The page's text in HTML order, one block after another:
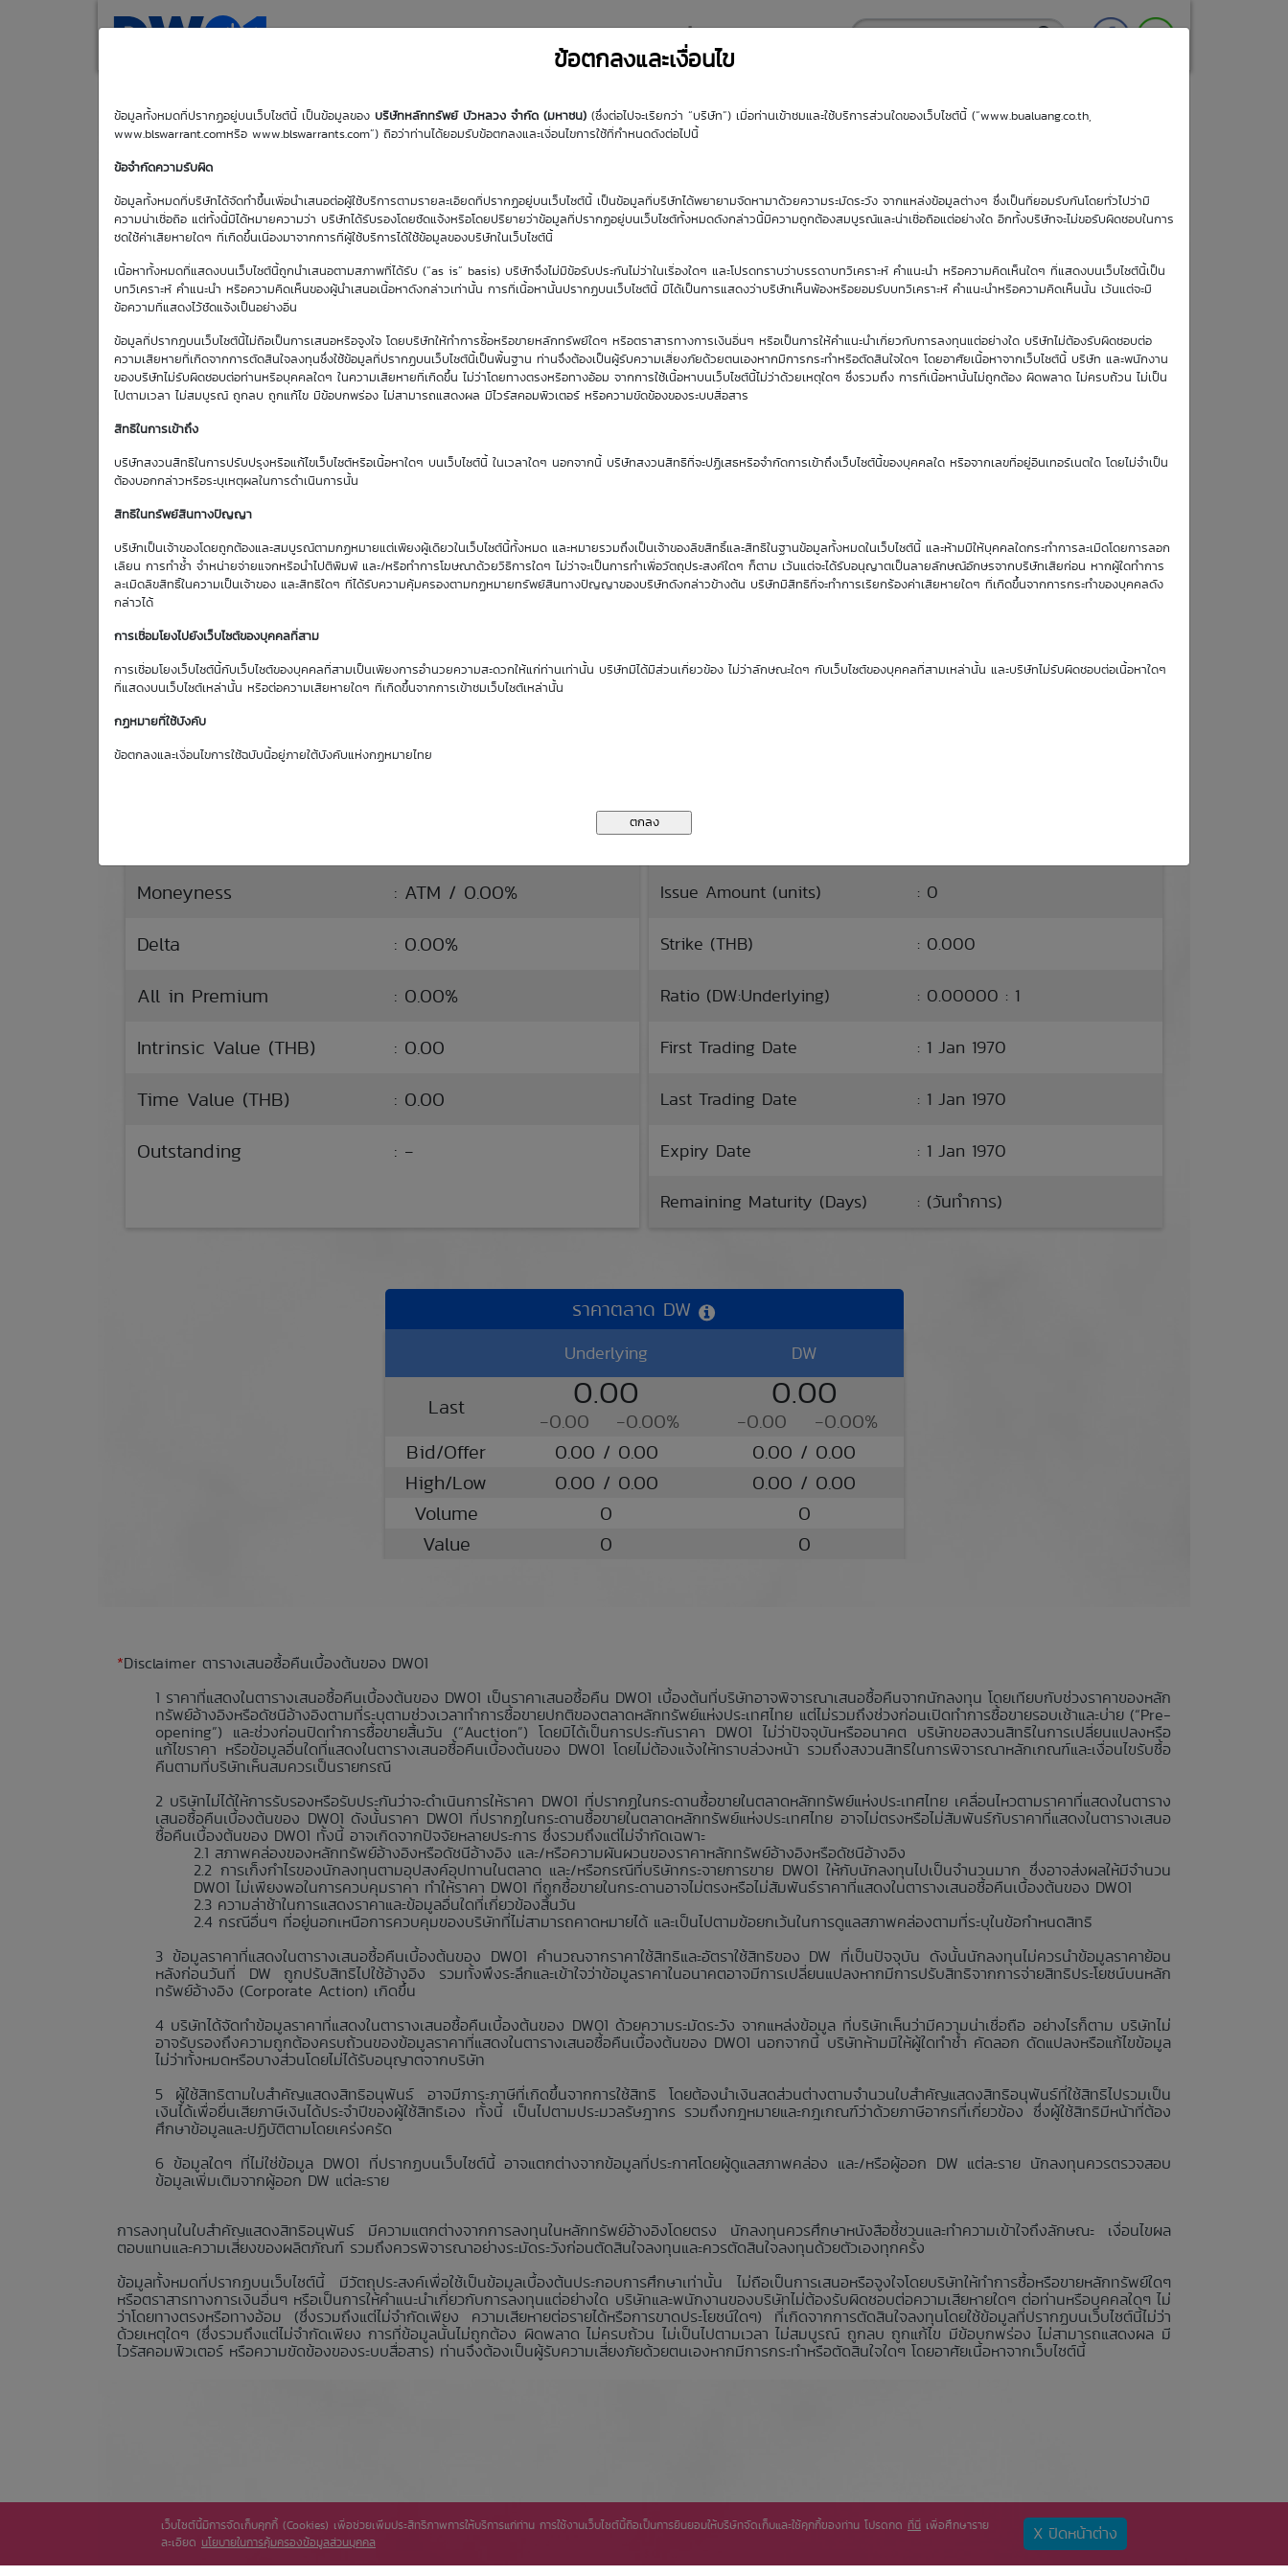
ข้อตกลงและเงื่อนไข
ข้อมูลทั้งหมดที่ปรากฏอยู่บนเว็บไซต์นี้ เป็นข้อมูลของ บริษัทหลักทรัพย์ บัวหลวง จำกัด (มหาชน) (ซึ่งต่อไปจะเรียกว่า “บริษัท”) เมื่อท่านเข้าชมและใช้บริการส่วนใดของเว็บไซต์นี้ (“www.bualuang.co.th,
www.blswarrant.comหรือ www.blswarrants.com”) ถือว่าท่านได้ยอมรับข้อตกลงและเงื่อนไขการใช้ที่กำหนดดังต่อไปนี้
ข้อจำกัดความรับผิด
ข้อมูลทั้งหมดที่บริษัทได้จัดทำขึ้นเพื่อนำเสนอต่อผู้ใช้บริการตามรายละเอียดที่ปรากฏอยู่บนเว็บไซต์นี้ เป็นข้อมูลที่บริษัทได้พยายามจัดหามาด้วยความระมัดระวัง จากแหล่งข้อมูลต่างๆ ซึ่งเป็นที่ยอมรับกันโดยทั่วไปว่ามี
ความน่าเชื่อถือ แต่ทั้งนี้มิได้หมายความว่า บริษัทได้รับรองโดยชัดแจ้งหรือโดยปริยายว่าข้อมูลที่ปรากฏอยู่บนเว็บไซต์ทั้งหมดดังกล่าวนี้มีความถูกต้องสมบูรณ์และน่าเชื่อถือแต่อย่างใด อีกทั้งบริษัทจะไม่ขอรับผิดชอบในการ
ชดใช้ค่าเสียหายใดๆ ที่เกิดขึ้นเนื่องมาจากการที่ผู้ใช้บริการได้ใช้ข้อมูลของบริษัทในเว็บไซต์นี้
เนื้อหาทั้งหมดที่แสดงบนเว็บไซต์นี้ถูกนำเสนอตามสภาพที่ได้รับ (“as is” basis) บริษัทจึงไม่มีข้อรับประกันไม่ว่าในเรื่องใดๆ และโปรดทราบว่าบรรดาบทวิเคราะห์ คำแนะนำ หรือความคิดเห็นใดๆ ที่แสดงบนเว็บไซต์นี้เป็น
บทวิเคราะห์ คำแนะนำ หรือความคิดเห็นของผู้นำเสนอเนื้อหาดังกล่าวเท่านั้น การที่เนื้อหานั้นปรากฏบนเว็บไซต์นี้ มิได้เป็นการแสดงว่าบริษัทเห็นพ้องหรือยอมรับบทวิเคราะห์ คำแนะนำหรือความคิดเห็นนั้น เว้นแต่จะมี
ข้อความที่แสดงไว้ชัดแจ้งเป็นอย่างอื่น
ข้อมูลที่ปรากฎบนเว็บไซต์นี้ไม่ถือเป็นการเสนอหรือจูงใจ โดยบริษัทให้ทำการซื้อหรือขายหลักทรัพย์ใดๆ หรือตราสารทางการเงินอื่นๆ หรือเป็นการให้คำแนะนำเกี่ยวกับการลงทุนแต่อย่างใด บริษัทไม่ต้องรับผิดชอบต่อ
ความเสียหายที่เกิดจากการตัดสินใจลงทุนซึ่งใช้ข้อมูลที่ปรากฏบนเว็บไซต์นี้เป็นพื้นฐาน ท่านจึงต้องเป็นผู้รับความเสี่ยงภัยด้วยตนเองหากมีการกระทำหรือตัดสินใจใดๆ โดยอาศัยเนื้อหาจากเว็บไซต์นี้ บริษัท และพนักงาน
ของบริษัทไม่รับผิดชอบต่อท่านหรือบุคคลใดๆ ในความเสียหายที่เกิดขึ้น ไม่ว่าโดยทางตรงหรือทางอ้อม จากการใช้เนื้อหาบนเว็บไซต์นี้ไม่ว่าด้วยเหตุใดๆ ซึ่งรวมถึง การที่เนื้อหานั้นไม่ถูกต้อง ผิดพลาด ไม่ครบถ้วน ไม่เป็น
ไปตามเวลา ไม่สมบูรณ์ ถูกลบ ถูกแก้ไข มีข้อบกพร่อง ไม่สามารถแสดงผล มีไวรัสคอมพิวเตอร์ หรือความขัดข้องของระบบสื่อสาร
สิทธิในการเข้าถึง
บริษัทสงวนสิทธิในการปรับปรุงหรือแก้ไขเว็บไซต์หรือเนื้อหาใดๆ บนเว็บไซต์นี้ ในเวลาใดๆ นอกจากนี้ บริษัทสงวนสิทธิที่จะปฏิเสธหรือจำกัดการเข้าถึงเว็บไซต์นี้ของบุคคลใด หรือจากเลขที่อยู่อินเทอร์เนตใด โดยไม่จำเป็น
ต้องบอกกล่าวหรือระบุเหตุผลในการดำเนินการนั้น
สิทธิในทรัพย์สินทางปัญญา
บริษัทเป็นเจ้าของโดยถูกต้องและสมบูรณ์ตามกฏหมายแต่เพียงผู้เดียวในเว็บไซต์นี้ทั้งหมด และหมายรวมถึงเป็นเจ้าของลิขสิทธิ์และสิทธิในฐานข้อมูลทั้งหมดในเว็บไซต์นี้ และห้ามมิให้บุคคลใดกระทำการละเมิดโดยการลอก
เลียน การทำซ้ำ จำหน่ายจ่ายแจกหรือนำไปตีพิมพ์ และ/หรือทำการโฆษณาด้วยวิธีการใดๆ ไม่ว่าจะเป็นการทำเพื่อวัตถุประสงค์ใดๆ ก็ตาม เว้นแต่จะได้รับอนุญาตเป็นลายลักษณ์อักษรจากบริษัทเสียก่อน หากผู้ใดทำการ
ละเมิดลิขสิทธิ์ในความเป็นเจ้าของ และสิทธิใดๆ ที่ได้รับความคุ้มครองตามกฏหมายทรัพย์สินทางปัญญาของบริษัทดังกล่าวข้างต้น บริษัทมีสิทธิที่จะทำการเรียกร้องค่าเสียหายใดๆ ที่เกิดขึ้นจากการกระทำของบุคคลดัง
กล่าวได้
การเชื่อมโยงไปยังเว็บไซต์ของบุคคลที่สาม
การเชื่อมโยงเว็บไซต์นี้กับเว็บไซต์ของบุคคลที่สามเป็นเพียงการอำนวยความสะดวกให้แก่ท่านเท่านั้น บริษัทมิได้มีส่วนเกี่ยวข้อง ไม่ว่าลักษณะใดๆ กับเว็บไซต์ของบุคคลที่สามเหล่านั้น และบริษัทไม่รับผิดชอบต่อเนื้อหาใดๆ
ที่แสดงบนเว็บไซต์เหล่านั้น หรือต่อความเสียหายใดๆ ที่เกิดขึ้นจากการเข้าชมเว็บไซต์เหล่านั้น
กฏหมายที่ใช้บังคับ
ข้อตกลงและเงื่อนไขการใช้ฉบับนี้อยู่ภายใต้บังคับแห่งกฏหมายไทย
Home(current)
Search My DW Highlight DW มุมความรู้ DW Search
BA01C2601A
แรก
1 ม.ค. 2513
วันซื้อขายปัจจุบัน
7 ส.ค. 2569
สุดท้าย
1 ม.ค. 2513
0.00 0.00 %
DW Indicators
Effective Gearing
Sensitivity
: 0.00
Time Decay (%)
Moneyness
: ATM / 0.00%
Delta
: 0.00%
All in Premium
: 0.00%
Intrinsic Value (THB)
: 0.00
Time Value (THB)
: 0.00
Outstanding
: -
ข้อมูล DW
Exercise Type
Issue Amount (units) : 0
Strike (THB) : 0.000
Ratio (DW:Underlying) : 0.00000 : 1
First Trading Date : 1 Jan 1970
Last Trading Date : 1 Jan 1970
Expiry Date : 1 Jan 1970
Remaining Maturity (Days) : (วันทำการ)
ราคาตลาด DW
Underlying DW
Last 0.00
-0.00 -0.00%
0.00
-0.00
-0.00%
Bid/Offer
0.00 / 0.00
0.00 / 0.00
High/Low
0.00 / 0.00
0.00 / 0.00
Volume
0
0
Value
0 0
*Disclaimer ตารางเสนอซื้อคืนเบื้องต้นของ DW01
ราคาที่แสดงในตารางเสนอซื้อคืนเบื้องต้นของ DW01 เป็นราคาเสนอซื้อคืน DW01 เบื้องต้นที่บริษัทอาจพิจารณาเสนอซื้อคืนจากนักลงทุน โดยเทียบกับช่วงราคาของหลัก
ทรัพย์อ้างอิงหรือดัชนีอ้างอิงตามที่ระบุตามช่วงเวลาทำการซื้อขายปกติของตลาดหลักทรัพย์แห่งประเทศไทย แต่ไม่รวมถึงช่วงก่อนเปิดทำการซื้อขายรอบเช้าและบ่าย (“Pre-
opening”) และช่วงก่อนปิดทำการซื้อขายสิ้นวัน (“Auction”) โดยมิได้เป็นการประกันราคา DW01 ไม่ว่าปัจจุบันหรืออนาคต บริษัทขอสงวนสิทธิในการเปลี่ยนแปลงหรือ
แก้ไขราคา หรือข้อมูลอื่นใดที่แสดงในตารางเสนอซื้อคืนเบื้องต้นของ DW01 โดยไม่ต้องแจ้งให้ทราบล่วงหน้า รวมถึงสงวนสิทธิในการพิจารณาหลักเกณฑ์และเงื่อนไขรับซื้อ
คืนตามที่บริษัทเห็นสมควรเป็นรายกรณี
บริษัทไม่ได้ให้การรับรองหรือรับประกันว่าจะดำเนินการให้ราคา DW01 ที่ปรากฏในกระดานซื้อขายในตลาดหลักทรัพย์แห่งประเทศไทย เคลื่อนไหวตามราคาที่แสดงในตาราง
เสนอซื้อคืนเบื้องต้นของ DW01 ดังนั้นราคา DW01 ที่ปรากฏในกระดานซื้อขายในตลาดหลักทรัพย์แห่งประเทศไทย อาจไม่ตรงหรือไม่สัมพันธ์กับราคาที่แสดงในตารางเสนอ
ซื้อคืนเบื้องต้นของ DW01 ทั้งนี้ อาจเกิดจากปัจจัยหลายประการ ซึ่งรวมถึงแต่ไม่จำกัดเฉพาะ
สภาพคล่องของหลักทรัพย์อ้างอิงหรือดัชนีอ้างอิง และ/หรือความผันผวนของราคาหลักทรัพย์อ้างอิงหรือดัชนีอ้างอิง
การเก็งกำไรของนักลงทุนตามอุปสงค์อุปทานในตลาด และ/หรือกรณีที่บริษัทกระจายการขาย DW01 ให้กับนักลงทุนไปเป็นจำนวนมาก ซึ่งอาจส่งผลให้มีจำนวน
DW01 ไม่เพียงพอในการควบคุมราคา ทำให้ราคา DW01 ที่ถูกซื้อขายในกระดานอาจไม่ตรงหรือไม่สัมพันธ์ราคาที่แสดงในตารางเสนอซื้อคืนเบื้องต้นของ DW01
ความล่าช้าในการแสดงราคาและข้อมูลอื่นใดที่เกี่ยวข้องสิ้นวัน
กรณีอื่นๆ ที่อยู่นอกเหนือการควบคุมของบริษัทที่ไม่สามารถคาดหมายได้ และเป็นไปตามข้อยกเว้นในการดูแลสภาพคล่องตามที่ระบุในข้อกำหนดสิทธิ
ข้อมูลราคาที่แสดงในตารางเสนอซื้อคืนเบื้องต้นของ DW01 คำนวณจากราคาใช้สิทธิและอัตราใช้สิทธิของ DW ที่เป็นปัจจุบัน ดังนั้นนักลงทุนไม่ควรนำข้อมูลราคาย้อน
หลังก่อนวันที่ DW ถูกปรับสิทธิไปใช้อ้างอิง รวมทั้งพึงระลึกและเข้าใจว่าข้อมูลราคาในอนาคตอาจมีการเปลี่ยนแปลงหากมีการปรับสิทธิจากการจ่ายสิทธิประโยชน์บนหลัก
ทรัพย์อ้างอิง (Corporate Action) เกิดขึ้น
บริษัทได้จัดทำข้อมูลราคาที่แสดงในตารางเสนอซื้อคืนเบื้องต้นของ DW01 ด้วยความระมัดระวัง จากแหล่งข้อมูล ที่บริษัทเห็นว่ามีความน่าเชื่อถือ อย่างไรก็ตาม บริษัทไม่
อาจรับรองถึงความถูกต้องครบถ้วนของข้อมูลราคาที่แสดงในตารางเสนอซื้อคืนเบื้องต้นของ DW01 นอกจากนี้ บริษัทห้ามมิให้ผู้ใดทำซ้ำ คัดลอก ดัดแปลงหรือแก้ไขข้อมูล
ไม่ว่าทั้งหมดหรือบางส่วนโดยไม่ได้รับอนุญาตจากบริษัท
ผู้ใช้สิทธิตามใบสำคัญแสดงสิทธิอนุพันธ์ อาจมีภาระภาษีที่เกิดขึ้นจากการใช้สิทธิ โดยต้องนำเงินสดส่วนต่างตามจำนวนใบสำคัญแสดงสิทธิอนุพันธ์ที่ใช้สิทธิไปรวมเป็น
เงินได้เพื่อยื่นเสียภาษีเงินได้ประจำปีของผู้ใช้สิทธิเอง ทั้งนี้ เป็นไปตามประมวลรัษฎากร รวมถึงกฎหมายและกฎเกณฑ์ว่าด้วยภาษีอากรที่เกี่ยวข้อง ซึ่งผู้ใช้สิทธิมีหน้าที่ต้อง
ศึกษาข้อมูลและปฏิบัติตามโดยเคร่งครัด
ข้อมูลใดๆ ที่ไม่ใช่ข้อมูล DW01 ที่ปรากฏบนเว็บไซต์นี้ อาจแตกต่างจากข้อมูลที่ประกาศโดยผู้ดูแลสภาพคล่อง และ/หรือผู้ออก DW แต่ละราย นักลงทุนควรตรวจสอบ
ข้อมูลเพิ่มเติมจากผู้ออก DW แต่ละราย
การลงทุนในใบสำคัญแสดงสิทธิอนุพันธ์ มีความแตกต่างจากการลงทุนในหลักทรัพย์อ้างอิงโดยตรง นักลงทุนควรศึกษาหนังสือชี้ชวนและทำความเข้าใจถึงลักษณะ เงื่อนไขผล
ตอบแทนและความเสี่ยงของผลิตภัณฑ์ รวมถึงควรพิจารณาอย่างระมัดระวังก่อนตัดสินใจลงทุนและควรตัดสินใจลงทุนด้วยตัวเองทุกครั้ง
ข้อมูลทั้งหมดที่ปรากฏบนเว็บไซต์นี้ มีวัตถุประสงค์เพื่อใช้เป็นข้อมูลเบื้องต้นประกอบการศึกษาเท่านั้น ไม่ถือเป็นการเสนอหรือจูงใจโดยบริษัทให้ทำการซื้อหรือขายหลักทรัพย์ใดๆ
หรือตราสารทางการเงินอื่นๆ หรือเป็นการให้คำแนะนำเกี่ยวกับการลงทุนแต่อย่างใด บริษัทและพนักงานของบริษัทไม่ต้องรับผิดชอบต่อความเสียหายใดๆ ต่อท่านหรือบุคคลใดๆ ไม่
ว่าโดยทางตรงหรือทางอ้อม (ซึ่งรวมถึงแต่ไม่จำกัดเพียง ความเสียหายต่อรายได้หรือการขาดประโยชน์ใดๆ) ที่เกิดจากการตัดสินใจลงทุนโดยใช้ข้อมูลที่ปรากฏบนเว็บไซต์นี้ไม่ว่า
ด้วยเหตุใดๆ (ซึ่งรวมถึงแต่ไม่จำกัดเพียง การที่ข้อมูลนั้นไม่ถูกต้อง ผิดพลาด ไม่ครบถ้วน ไม่เป็นไปตามเวลา ไม่สมบูรณ์ ถูกลบ ถูกแก้ไข มีข้อบกพร่อง ไม่สามารถแสดงผล มี
ไวรัสคอมพิวเตอร์ หรือความขัดข้องของระบบสื่อสาร) ท่านจึงต้องเป็นผู้รับความเสี่ยงภัยด้วยตนเองหากมีการกระทำหรือตัดสินใจใดๆ โดยอาศัยเนื้อหาจากเว็บไซต์นี้
เว็บไซต์นี้มีการจัดเก็บคุกกี้ (Cookies) เพื่อช่วยเพิ่มประสิทธิภาพการให้บริการแก่ท่าน การใช้งานเว็บไซต์นี้ถือเป็นการยินยอมให้บริษัทจัดเก็บและใช้คุกกี้ของท่าน โปรดกด ที่นี่ เพื่อศึกษาราย
ละเอียด นโยบายในการคุ้มครองข้อมูลส่วนบุคคล X ปิดหน้าต่าง